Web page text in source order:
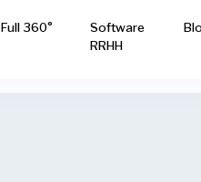
360°
Software
RRHH